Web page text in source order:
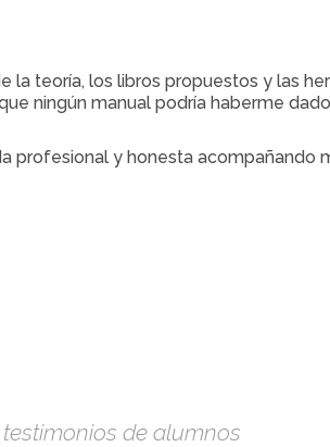
teoría, los libros propuestos y las
ningún manual podría haberme
profesional y honesta acompañando
de alumnos